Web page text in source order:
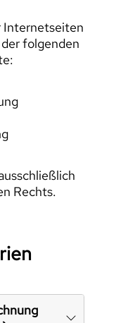
Internetseiten
folgenden
Rechts.